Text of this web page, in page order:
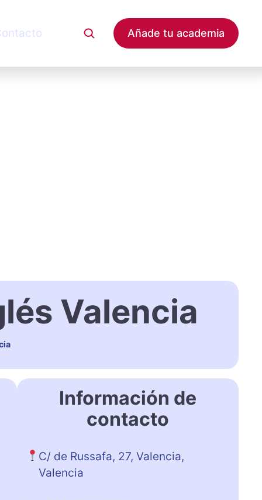
Añade tu academia
Valencia
Información de
contacto
C/ de Russafa, 27, Valencia,
Valencia